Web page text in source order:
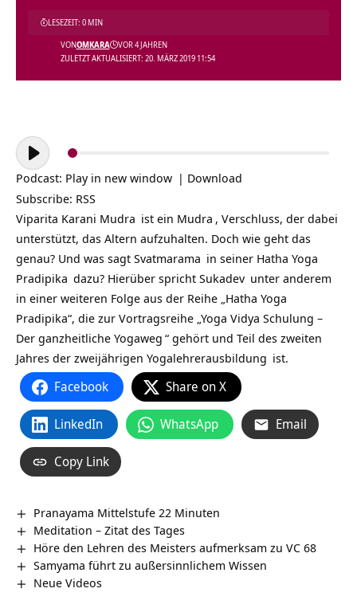
ZULETZT AKTUALISIERT: 20. MÄRZ 2019 11:54
VONOMKARA VOR 4 JAHREN
LESEZEIT: 0 MIN
Audio-
Player
Podcast: Play in new window | Download
Subscribe: RSS
Viparita Karani Mudra ist ein Mudra , Verschluss, der dabei
unterstützt, das Altern aufzuhalten. Doch wie geht das
genau? Und was sagt Svatmarama in seiner Hatha Yoga
Pradipika dazu? Hierüber spricht Sukadev unter anderem
in einer weiteren Folge aus der Reihe „Hatha Yoga
Pradipika“, die zur Vortragsreihe „Yoga Vidya Schulung –
Der ganzheitliche Yogaweg “ gehört und Teil des zweiten
Jahres der zweijährigen Yogalehrerausbildung ist.
Facebook Share on X
LinkedIn WhatsApp Email
Copy Link
Pranayama Mittelstufe 22 Minuten
Meditation – Zitat des Tages
Höre den Lehren des Meisters aufmerksam zu VC 68
Samyama führt zu außersinnlichem Wissen
Neue Videos